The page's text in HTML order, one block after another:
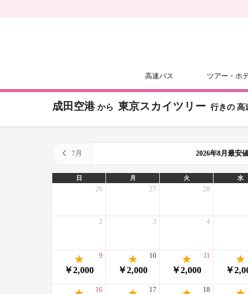
高速バス ツアー・ホ
成田空港 から 東京スカイツリー 行きの 高
7月 2026年8月最安
日 月 火 水
26 27 28
2 3 4
￥2,000
9
￥2,000
10
￥2,000
11
￥
16 17 18